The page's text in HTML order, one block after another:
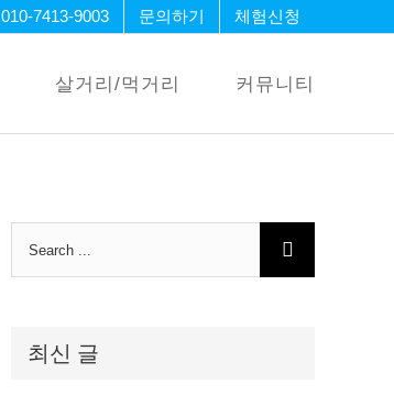
010-7413-9003 문의하기 체험신청
살거리/먹거리 커뮤니티
Search
최신 글